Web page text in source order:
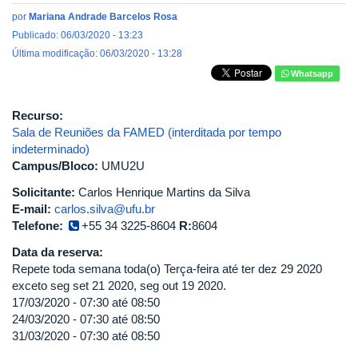
por Mariana Andrade Barcelos Rosa
Publicado: 06/03/2020 - 13:23
Última modificação: 06/03/2020 - 13:28
Whatsapp
Recurso:
Sala de Reuniões da FAMED (interditada por tempo
indeterminado)
Campus/Bloco: UMU2U
Solicitante: Carlos Henrique Martins da Silva
E-mail: carlos.silva@ufu.br
Telefone:
+55 34 3225-8604 R:8604
Data da reserva:
Repete toda semana toda(o) Terça-feira até ter dez 29 2020
exceto seg set 21 2020, seg out 19 2020.
17/03/2020 - 07:30 até 08:50
24/03/2020 - 07:30 até 08:50
31/03/2020 - 07:30 até 08:50